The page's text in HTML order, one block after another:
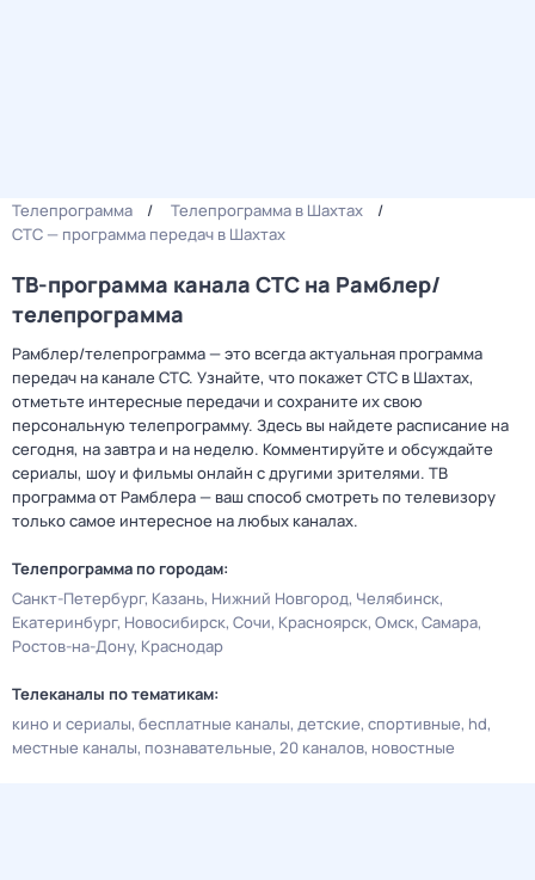
Телепрограмма
Телепрограмма в Шахтах
СТС — программа передач в Шахтах
ТВ-программа канала СТС на Рамблер/
телепрограмма
Рамблер/телепрограмма — это всегда актуальная программа
передач на канале СТС. Узнайте, что покажет СТС в Шахтах,
отметьте интересные передачи и сохраните их свою
персональную телепрограмму. Здесь вы найдете расписание на
сегодня, на завтра и на неделю. Комментируйте и обсуждайте
сериалы, шоу и фильмы онлайн с другими зрителями. ТВ
программа от Рамблера — ваш способ смотреть по телевизору
только самое интересное на любых каналах.
Телепрограмма по городам:
Санкт-Петербург Казань Нижний Новгород Челябинск
Екатеринбург Новосибирск Сочи Красноярск Омск Самара
Ростов-на-Дону Краснодар
Телеканалы по тематикам:
кино и сериалы бесплатные каналы детские спортивные hd
местные каналы познавательные 20 каналов новостные